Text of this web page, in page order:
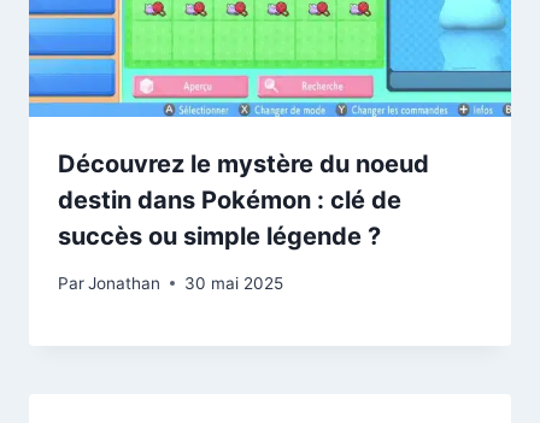
Découvrez le mystère du noeud
destin dans Pokémon : clé de
succès ou simple légende ?
ParJonathan 30 mai 2025